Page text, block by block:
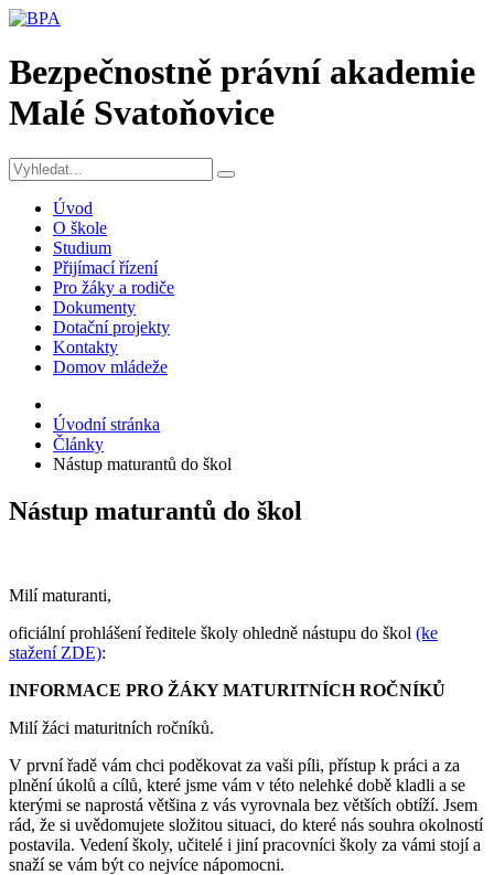
Bezpečnostně právní akademie
Malé Svatoňovice
Úvod
O škole
Studium
Přijímací řízení
Pro žáky a rodiče
Dokumenty
Dotační projekty
Kontakty
Domov mládeže
Úvodní stránka
Články
Nástup maturantů do škol
Nástup maturantů do škol
Milí maturanti,
oficiální prohlášení ředitele školy ohledně nástupu do škol (ke
stažení ZDE):
INFORMACE PRO ŽÁKY MATURITNÍCH ROČNÍKŮ
Milí žáci maturitních ročníků.
V první řadě vám chci poděkovat za vaši píli, přístup k práci a za
plnění úkolů a cílů, které jsme vám v této nelehké době kladli a se
kterými se naprostá většina z vás vyrovnala bez větších obtíží. Jsem
rád, že si uvědomujete složitou situaci, do které nás souhra okolností
postavila. Vedení školy, učitelé i jiní pracovníci školy za vámi stojí a
snaží se vám být co nejvíce nápomocni.